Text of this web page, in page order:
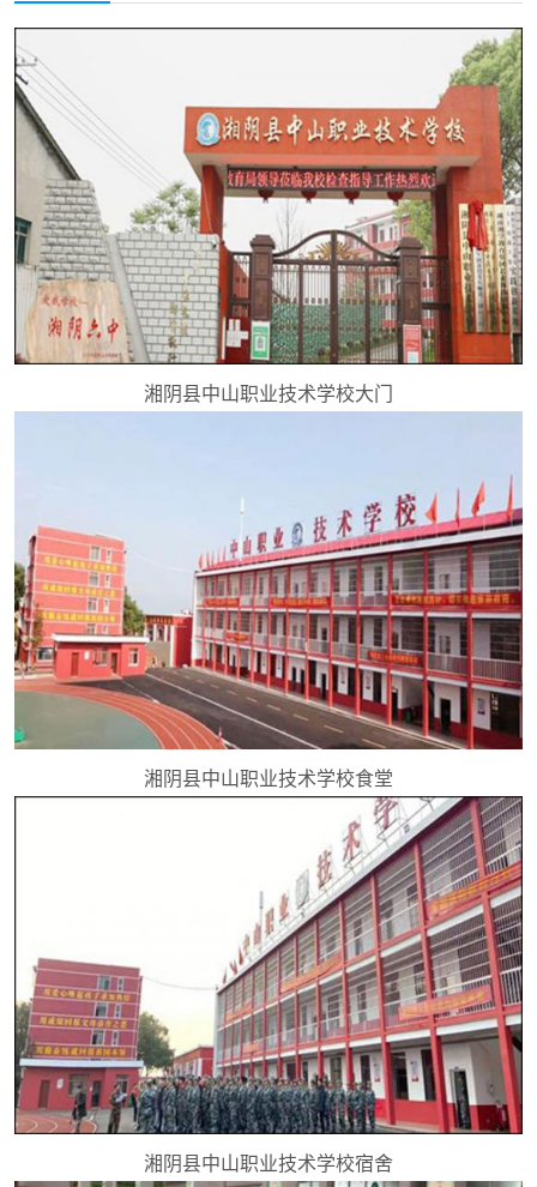
湘阴县中山职业技术学校大门
湘阴县中山职业技术学校食堂
湘阴县中山职业技术学校宿舍